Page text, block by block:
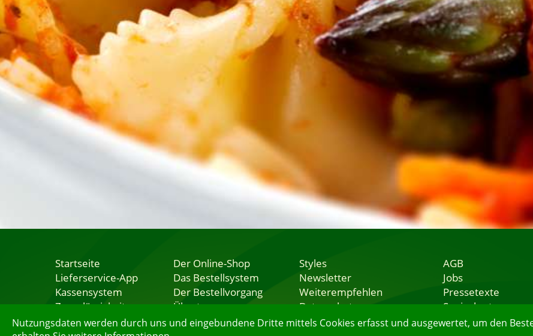
Nutzungsdaten werden durch uns und eingebundene Dritte mittels Cookies erfasst und ausgewertet, um den
Startseite
Lieferservice-App
Kassensystem
Zuverlässigkeit
Sicherheit
Der Online-Shop
Das Bestellsystem
Der Bestellvorgang
Übertragung
Testshop
Styles
Newsletter
Weiterempfehlen
Datenschutz
Nutzungsbedingungen
AGB
Jobs
Pressetexte
Speisekarten
Lieferservice